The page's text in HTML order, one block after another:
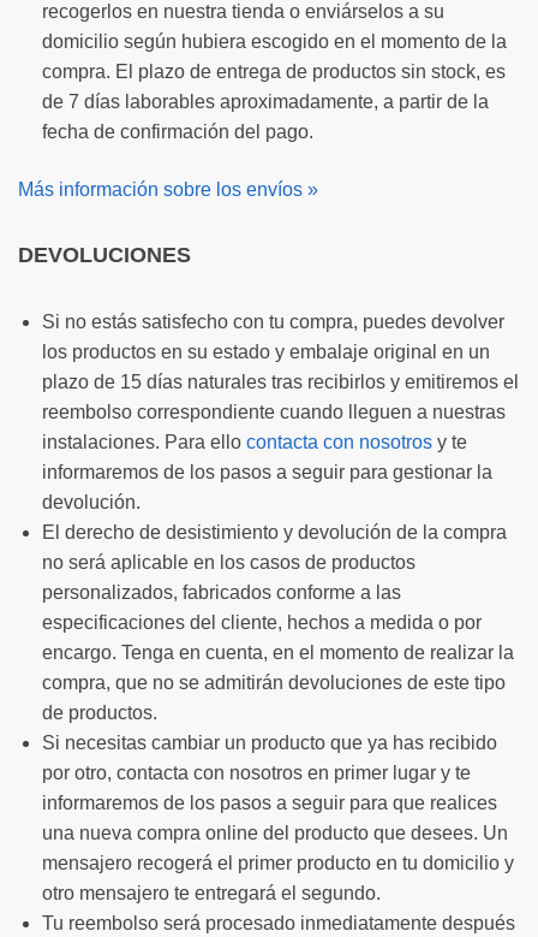
recogerlos en nuestra tienda o enviárselos a su
domicilio según hubiera escogido en el momento de la
compra. El plazo de entrega de productos sin stock, es
de 7 días laborables aproximadamente, a partir de la
fecha de confirmación del pago.
Más información sobre los envíos »
DEVOLUCIONES
Si no estás satisfecho con tu compra, puedes devolver
los productos en su estado y embalaje original en un
plazo de 15 días naturales tras recibirlos y emitiremos el
reembolso correspondiente cuando lleguen a nuestras
instalaciones. Para ello contacta con nosotros y te
informaremos de los pasos a seguir para gestionar la
devolución.
El derecho de desistimiento y devolución de la compra
no será aplicable en los casos de productos
personalizados, fabricados conforme a las
especificaciones del cliente, hechos a medida o por
encargo. Tenga en cuenta, en el momento de realizar la
compra, que no se admitirán devoluciones de este tipo
de productos.
Si necesitas cambiar un producto que ya has recibido
por otro, contacta con nosotros en primer lugar y te
informaremos de los pasos a seguir para que realices
una nueva compra online del producto que desees. Un
mensajero recogerá el primer producto en tu domicilio y
otro mensajero te entregará el segundo.
Tu reembolso será procesado inmediatamente después